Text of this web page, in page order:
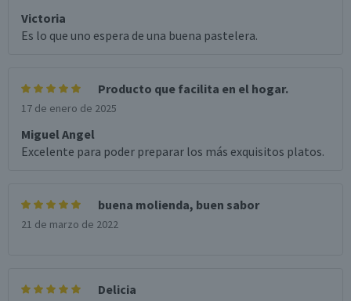
Victoria
Es lo que uno espera de una buena pastelera.
Producto que facilita en el hogar.
17 de enero de 2025
Miguel Angel
Excelente para poder preparar los más exquisitos platos.
buena molienda, buen sabor
21 de marzo de 2022
Delicia